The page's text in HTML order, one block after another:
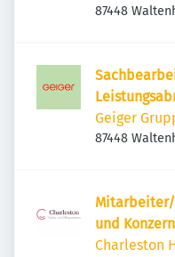
87448
Geiger
87448
und
Charleston